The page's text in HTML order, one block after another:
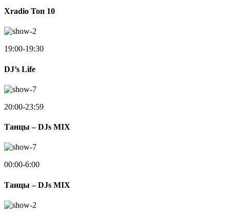
Xradio Топ 10
19:00-19:30
DJ’s Life
20:00-23:59
Танцы – DJs MIX
00:00-6:00
Танцы – DJs MIX